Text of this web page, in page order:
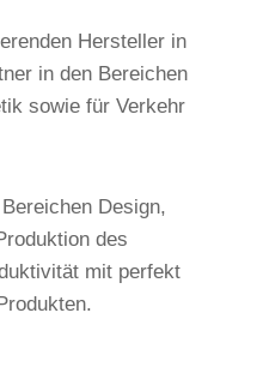
Hersteller in
in den Bereichen
sowie für Verkehr
Design,
des
mit perfekt